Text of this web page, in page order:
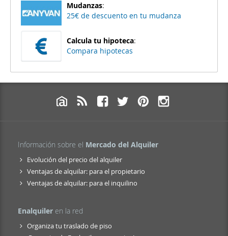
Mudanzas:
25€ de descuento en tu mudanza
Calcula tu hipoteca:
Compara hipotecas
Información sobre el Mercado del Alquiler
Evolución del precio del alquiler
Ventajas de alquilar: para el propietario
Ventajas de alquilar: para el inquilino
Enalquiler en la red
Organiza tu traslado de piso